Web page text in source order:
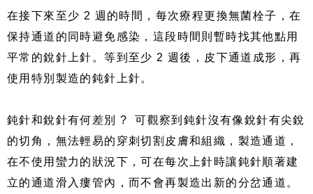
在接下來至少 2 週的時間，每次療程更換無菌栓子，在
保持通道的同時避免感染，這段時間則暫時找其他點用
平常的銳針上針。等到至少 2 週後，皮下通道成形，再
使用特別製造的鈍針上針。
鈍針和銳針有何差別 ? 可觀察到鈍針沒有像銳針有尖銳
的切角，無法輕易的穿刺切割皮膚和組織，製造通道，
在不使用蠻力的狀況下，可在每次上針時讓鈍針順著建
立的通道滑入瘻管內，而不會再製造出新的分岔通道。